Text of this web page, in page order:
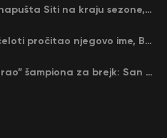
Kraj jedne ere – Gvardiola napušta Siti na kraju sezone, menja ga njegov nekadašnji rival
Nejmar ide na Mundijal: Anćeloti pročitao njegovo ime, Brazil u delirijumu (VIDEO)
Strašni Vembanjama “izudarao” šampiona za brejk: San Antonio poveo protiv Oklahome